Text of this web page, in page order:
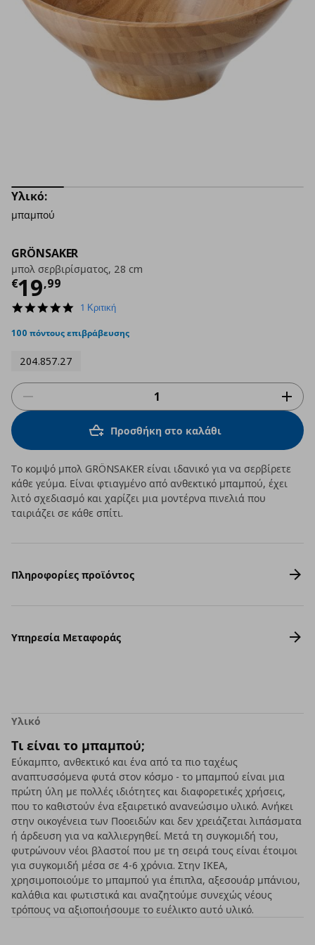
GRÖNSAKER
μπολ σερβιρίσματος, 28 cm
€19,99
Τρέχουσα τιμή
5.0
rating
1 Κριτική
100 πόντους επιβράβευσης
204.857.27
Υλικό:
μπαμπού
Προσθήκη στο καλάθι
Το κομψό μπολ GRÖNSAKER είναι ιδανικό για να σερβίρετε
κάθε γεύμα. Είναι φτιαγμένο από ανθεκτικό μπαμπού, έχει
λιτό σχεδιασμό και χαρίζει μια μοντέρνα πινελιά που
ταιριάζει σε κάθε σπίτι.
Πληροφορίες προϊόντος
Υπηρεσία Μεταφοράς
Υλικό
Τι είναι το μπαμπού;
Εύκαμπτο, ανθεκτικό και ένα από τα πιο ταχέως
αναπτυσσόμενα φυτά στον κόσμο - το μπαμπού είναι μια
πρώτη ύλη με πολλές ιδιότητες και διαφορετικές χρήσεις,
που το καθιστούν ένα εξαιρετικό ανανεώσιμο υλικό. Ανήκει
στην οικογένεια των Ποοειδών και δεν χρειάζεται λιπάσματα
ή άρδευση για να καλλιεργηθεί. Μετά τη συγκομιδή του,
φυτρώνουν νέοι βλαστοί που με τη σειρά τους είναι έτοιμοι
για συγκομιδή μέσα σε 4-6 χρόνια. Στην ΙΚΕΑ,
χρησιμοποιούμε το μπαμπού για έπιπλα, αξεσουάρ μπάνιου,
καλάθια και φωτιστικά και αναζητούμε συνεχώς νέους
τρόπους να αξιοποιήσουμε το ευέλικτο αυτό υλικό.